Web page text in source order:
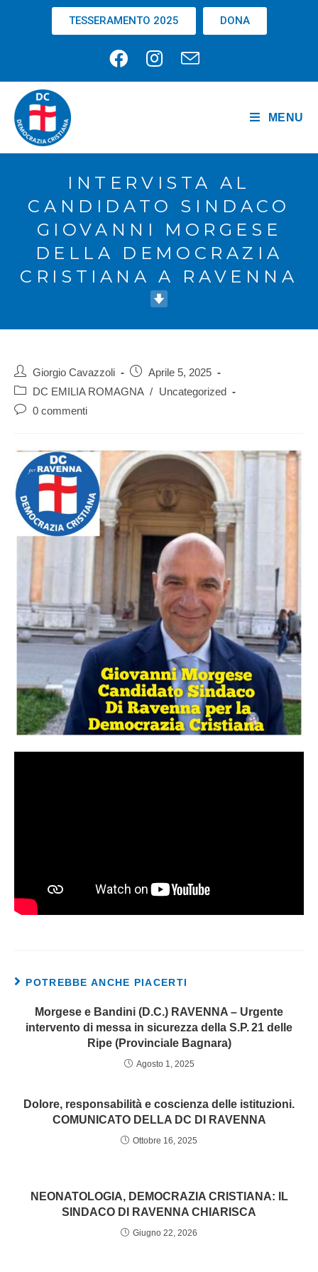
TESSERAMENTO 2025 DONA
MENU
INTERVISTA AL
CANDIDATO SINDACO
GIOVANNI MORGESE
DELLA DEMOCRAZIA
CRISTIANA A RAVENNA
Giorgio Cavazzoli
Aprile 5, 2025
DC EMILIA ROMAGNA /
Uncategorized
0 commenti
POTREBBE ANCHE PIACERTI
Morgese e Bandini (D.C.) RAVENNA – Urgente
intervento di messa in sicurezza della S.P. 21 delle
Ripe (Provinciale Bagnara)
Agosto 1, 2025
Dolore, responsabilità e coscienza delle istituzioni.
COMUNICATO DELLA DC DI RAVENNA
Ottobre 16, 2025
NEONATOLOGIA, DEMOCRAZIA CRISTIANA: IL
SINDACO DI RAVENNA CHIARISCA
Giugno 22, 2026